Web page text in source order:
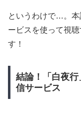
というわけで…。本
ービスを使って視
す！
結論！「白夜
信サービス